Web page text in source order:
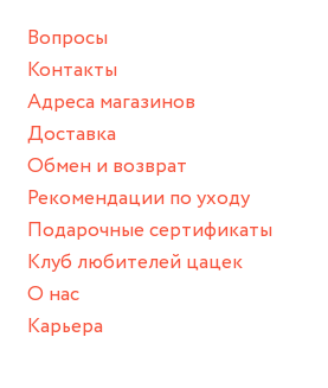
Вопросы
Контакты
Адреса магазинов
Доставка
Обмен и возврат
Рекомендации по уходу
Подарочные сертификаты
Клуб любителей цацек
О нас
Карьера